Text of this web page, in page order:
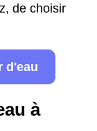
de choisir
d'eau
à